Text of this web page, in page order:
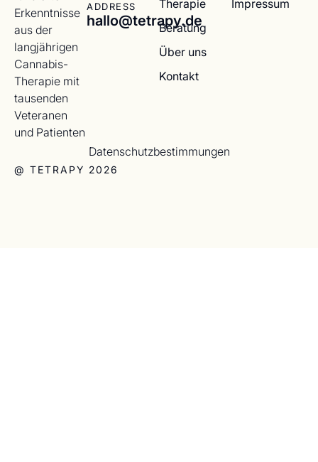
Erkenntnisse
aus der
langjährigen
Cannabis-
Therapie mit
tausenden
Veteranen
und Patienten
ADDRESS
hallo@tetrapy.de
Beratung
Über uns
Kontakt
@ TETRAPY 2026
Datenschutzbestimmungen